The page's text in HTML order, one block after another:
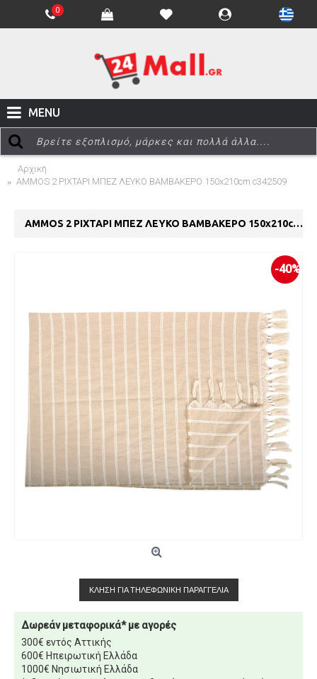
0
MENU
Αρχική
AMMOS 2 ΡΙΧΤΑΡΙ ΜΠΕΖ ΛΕΥΚΟ ΒΑΜΒΑΚΕΡΟ 150x210cm c342509
AMMOS 2 ΡΙΧΤΑΡΙ ΜΠΕΖ ΛΕΥΚΟ ΒΑΜΒΑΚΕΡΟ 150x210cm c342509
-40%
ΚΛΉΣΗ ΓΙΑ ΤΗΛΕΦΩΝΙΚΉ ΠΑΡΑΓΓΕΛΊΑ
Δωρεάν μεταφορικά* με αγορές
300€ εντός Αττικής
600€ Ηπειρωτική Ελλάδα
1000€ Νησιωτική Ελλάδα